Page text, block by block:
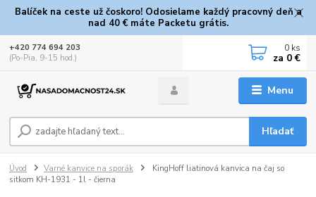
Balíček na ceste už čoskoro! Odosielame každý pracovný deň a
nad 40 € máte Packetu grátis.
Menu
Hľadať
+420 774 694 203
(Po-Pia, 9-15 hod.)
0 ks
za 0 €
Úvod Varné kanvice na sporák
KingHoff liatinová kanvica na čaj so
sitkom KH-1931 - 1l - čierna